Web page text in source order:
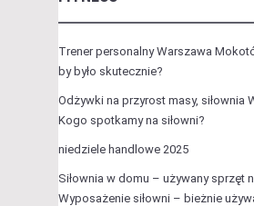
Trener personalny Warszawa
by było skutecznie?
Odżywki na przyrost masy, siłownia
Kogo spotkamy na siłowni?
niedziele handlowe 2025
Siłownia w domu – używany sprzęt
Wyposażenie siłowni – bieżnie